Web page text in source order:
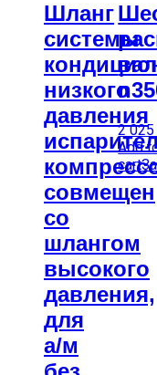
Шланг
системы
низкого
давления
совмещен
со
шлангом
высокого
давления,
для
а/м
2
Add
cart